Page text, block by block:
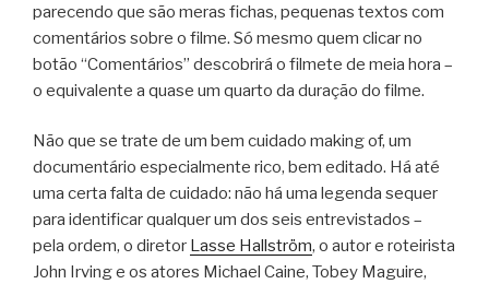
parecendo que são meras fichas, pequenas textos com
comentários sobre o filme. Só mesmo quem clicar no
botão “Comentários” descobrirá o filmete de meia hora –
o equivalente a quase um quarto da duração do filme.
Não que se trate de um bem cuidado making of, um
documentário especialmente rico, bem editado. Há até
uma certa falta de cuidado: não há uma legenda sequer
para identificar qualquer um dos seis entrevistados –
pela ordem, o diretor Lasse Hallström, o autor e roteirista
John Irving e os atores Michael Caine, Tobey Maguire,